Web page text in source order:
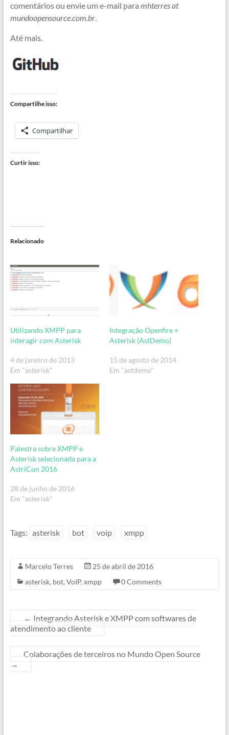
comentários ou envie um e-mail para mhterres at
mundoopensource.com.br.
Até mais.
Compartilhe isso:
Compartilhar
Curtir isso:
Relacionado
Utilizando XMPP para
interagir com Asterisk
4 de janeiro de 2013
Em "asterisk"
Integração Openfire +
Asterisk (AstDemo)
15 de agosto de 2014
Em "astdemo"
Palestra sobre XMPP e
Asterisk selecionada para a
AstriCon 2016
28 de junho de 2016
Em "asterisk"
Tags: asterisk bot voip xmpp
Marcelo Terres
25 de abril de 2016
asterisk, bot, VoIP, xmpp 0 Comments
← Integrando Asterisk e XMPP com softwares de
atendimento ao cliente
Colaborações de terceiros no Mundo Open Source
→